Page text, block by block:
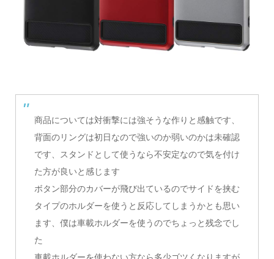
商品については対衝撃には強そうな作りと感触です、
背面のリングは初日なので強いのか弱いのかは未確認
です、スタンドとして使うなら不安定なので気を付け
た方が良いと感じます
ボタン部分のカバーが飛び出ているのでサイドを挟む
タイプのホルダーを使うと反応してしまうかとも思い
ます、僕は車載ホルダーを使うのでちょっと残念でし
た
車載ホルダーを使わない方なら多少ゴツくなりますが